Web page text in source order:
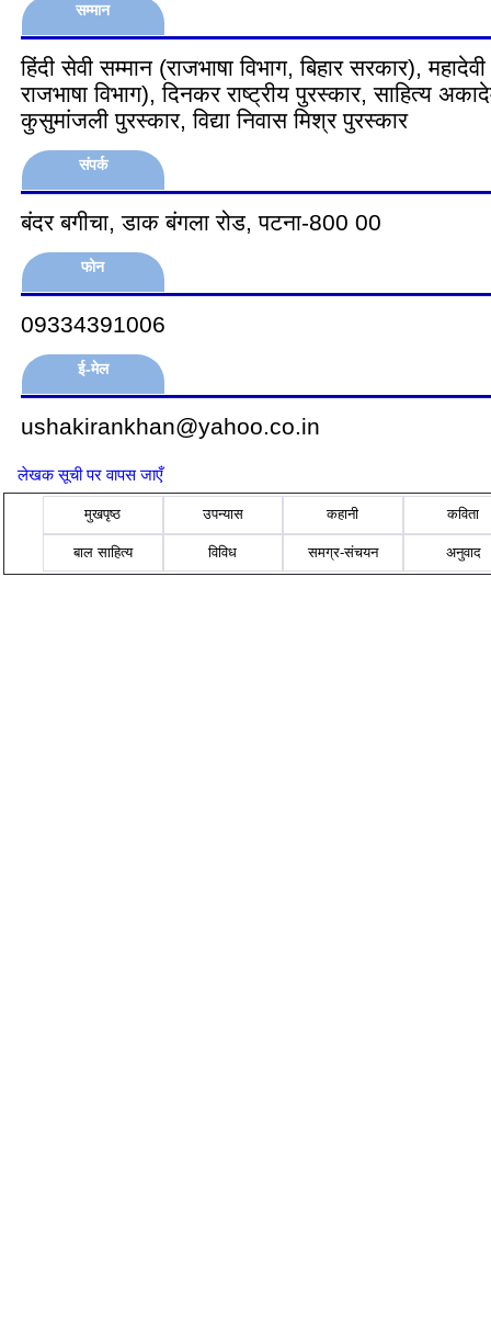
सम्मान
हिंदी सेवी सम्मान (राजभाषा विभाग, बिहार सरकार), महादेवी
राजभाषा विभाग), दिनकर राष्ट्रीय पुरस्कार, साहित्य
कुसुमांजली पुरस्कार, विद्या निवास मिश्र पुरस्कार
संपर्क
बंदर बगीचा, डाक बंगला रोड, पटना-800 00
फोन
09334391006
ई-मेल
ushakirankhan@yahoo.co.in
लेखक सूची पर वापस जाएँ
मुखपृष्ठ उपन्यास कहानी कविता
बाल साहित्य विविध समग्र-संचयन अनुवाद